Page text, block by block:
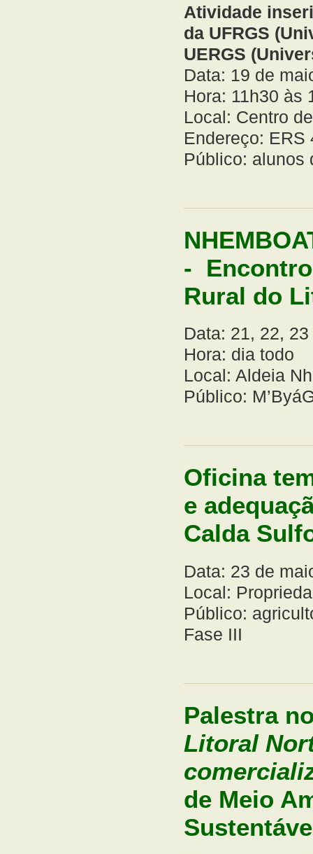
Atividade
da UFRGS
UERGS
Data: 19 de
Hora: 11h30 às
Local: Centro
Endereço: ERS
Público: alunos
-
Rural do
Data: 21, 22,
Hora: dia todo
Local: Aldeia
Público:
Oficina
e
Calda
Data: 23 de
Local:
Público:
Fase III
Palestra
Litoral
de Meio